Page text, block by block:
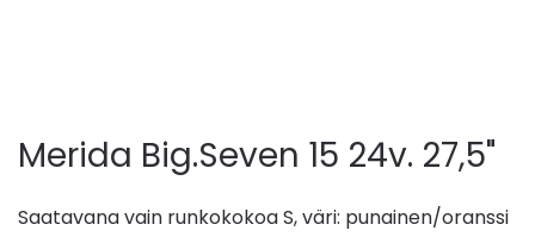
Merida Big.Seven 15 24v. 27,5"
Saatavana vain runkokokoa S, väri: punainen/oranssi